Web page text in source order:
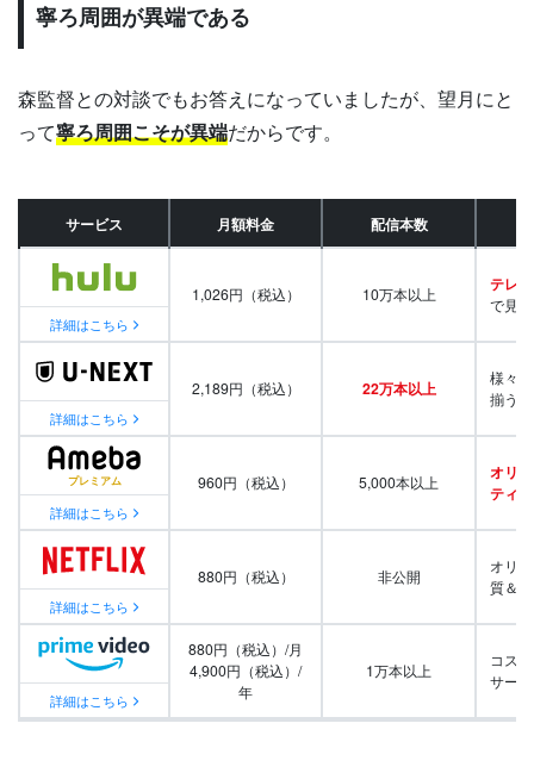
寧ろ周囲が異端である
森監督との対談でもお答えになっていましたが、望月にと
って寧ろ周囲こそが異端だからです。
サービス 月額料金 配信本数
詳細はこちら
1,026円（税込） 10万本以上 テレビ
で見
詳細はこちら
2,189円（税込） 22万本以上
様々
揃う
詳細はこちら
960円（税込） 5,000本以上
オリ
ティ
詳細はこちら
880円（税込） 非公開
オリ
質＆
詳細はこちら
880円（税込）/月
4,900円（税込）/
年
1万本以上
コス
サー